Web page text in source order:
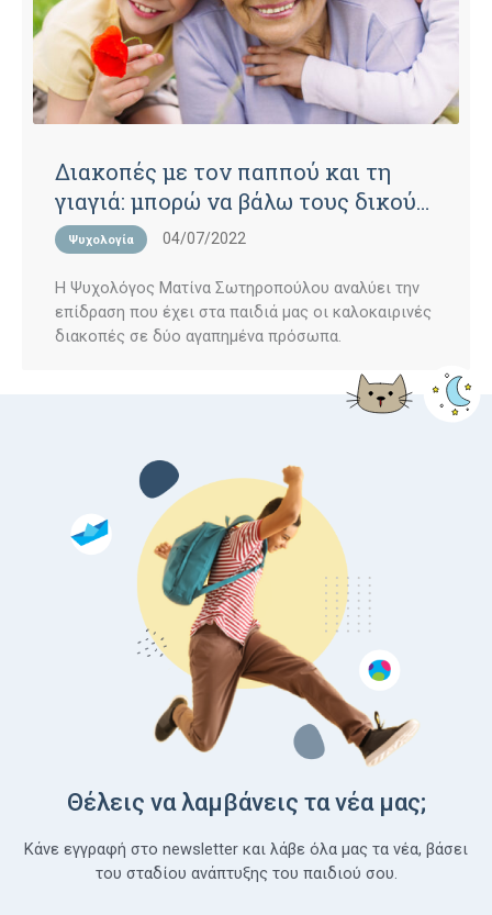
Διακοπές με τον παππού και τη
γιαγιά: μπορώ να βάλω τους δικούς
μου κανόνες;04/07/2022
Ψυχολογία
H Ψυχολόγος Ματίνα Σωτηροπούλου αναλύει την
επίδραση που έχει στα παιδιά μας οι καλοκαιρινές
διακοπές σε δύο αγαπημένα πρόσωπα.
Θέλεις να λαμβάνεις τα νέα μας;
Κάνε εγγραφή στο newsletter και λάβε όλα μας τα νέα, βάσει
του σταδίου ανάπτυξης του παιδιού σου.